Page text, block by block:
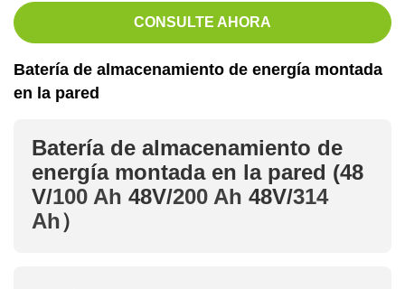
CONSULTE AHORA
Batería de almacenamiento de energía montada
en la pared
Batería de almacenamiento de
energía montada en la pared (48
V/100 Ah 48V/200 Ah 48V/314
Ah）